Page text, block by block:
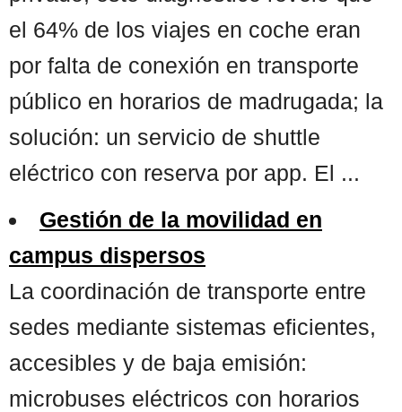
el 64% de los viajes en coche eran
por falta de conexión en transporte
público en horarios de madrugada; la
solución: un servicio de shuttle
eléctrico con reserva por app. El ...
Gestión de la movilidad en
campus dispersos
La coordinación de transporte entre
sedes mediante sistemas eficientes,
accesibles y de baja emisión:
microbuses eléctricos con horarios